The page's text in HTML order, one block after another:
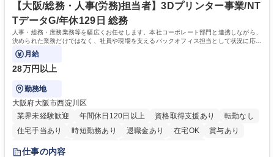
大 専修学校 高校 語学力： 資格：
【大阪/総務・人事(労務)担当者】3Dプリンター事業/NT
TデータG/年休129日 総務
人事・総務・庶務業務等を幅広くお任せします。本社コーポレート部門と連携しながら、
決められた業務だけではなく、社員や現場を支えるバックオフィス担当として状況に応じ
て柔軟に対応いただくことを期待します。
月給
28万円以上
勤務地
大阪府大阪市西淀川区
業界未経験歓迎
年間休日120日以上 資格取得支援あり
転勤なし
住宅手当あり
時短勤務あり 退職金あり 在宅OK
賞与あり
完全週休2日制
仕事の内容